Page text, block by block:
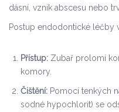
dásní, vznik abscesu nebo
Postup endodontické léčby
Přístup: Zubař prolomí
komory.
Čištění: Pomocí tenkých
sodné hypochlorit) se